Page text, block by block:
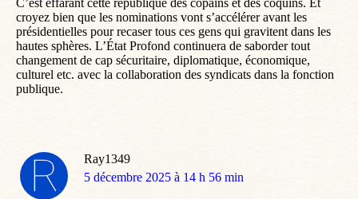
croyez bien que les nominations vont s’accélérer avant les
présidentielles pour recaser tous ces gens qui gravitent dans les
hautes sphères. L’État Profond continuera de saborder tout
changement de cap sécuritaire, diplomatique, économique,
culturel etc. avec la collaboration des syndicats dans la fonction
publique.
Ray1349
dit
5 décembre 2025 à 14 h 56 min